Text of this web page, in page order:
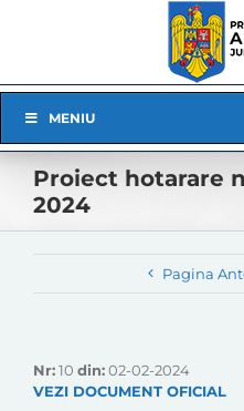
Navigation
MENIU
Proiect hotarare
2024
Pagina
Nr:10 din:02-02-2024
VEZI DOCUMENT OFICIAL